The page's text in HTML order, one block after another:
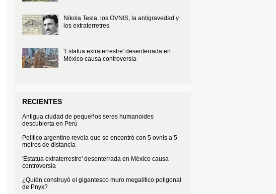
Nikola Tesla, los OVNIS, la antigravedad y
los extraterretres
'Estatua extraterrestre' desenterrada en
México causa controversia
RECIENTES
Antigua ciudad de pequeños seres humanoides
descubierta en Perú
Político argentino revela que se encontró con 5 ovnis a 5
metros de distancia
'Estatua extraterrestre' desenterrada en México causa
controversia
¿Quién construyó el gigantesco muro megalítico poligonal
de Pnyx?